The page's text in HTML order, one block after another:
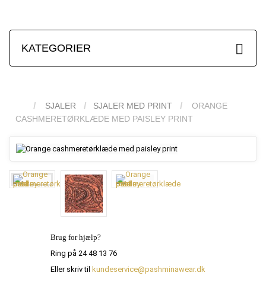
KATEGORIER
SJALER SJALER MED PRINT
ORANGE
CASHMERETØRKLÆDE MED PAISLEY PRINT
Brug for hjælp?
Ring på 24 48 13 76
Eller skriv til kundeservice@pashminawear.dk